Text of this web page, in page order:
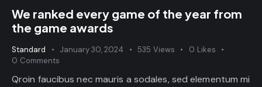
We ranked every game of the year from
the game awards
Standard January 30, 2024 535 Views 0 Likes
0 Comments
Qroin faucibus nec mauris a sodales, sed elementum mi